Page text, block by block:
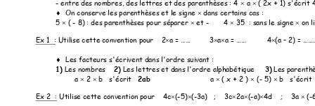
- entre des nombres, des lettres et des parenthèses : 4  a  ( 2x + 1) s'écrit
 On conserve les parenthèses et le signe  dans certains cas :
5  ( - 8) : des parenthèses pour séparer  et - 4  35  : sans le signe  on
Ex 1  : Utilise cette convention pour
  2
a = …… 3aa = ……          4(a – 2) =
 Les facteurs s'écrivent dans l'ordre suivant :
1) Les nombres 2) Les lettres et dans l'ordre alphabétique 3) Les
a  2  b   s'écrit 2ab a  ( x + 2 )  (- 5)  b
Ex 2  : Utilise cette convention pour 4c(-5)(-3a)   ;
  3c
2a(-a)4d    ;    3a  (-